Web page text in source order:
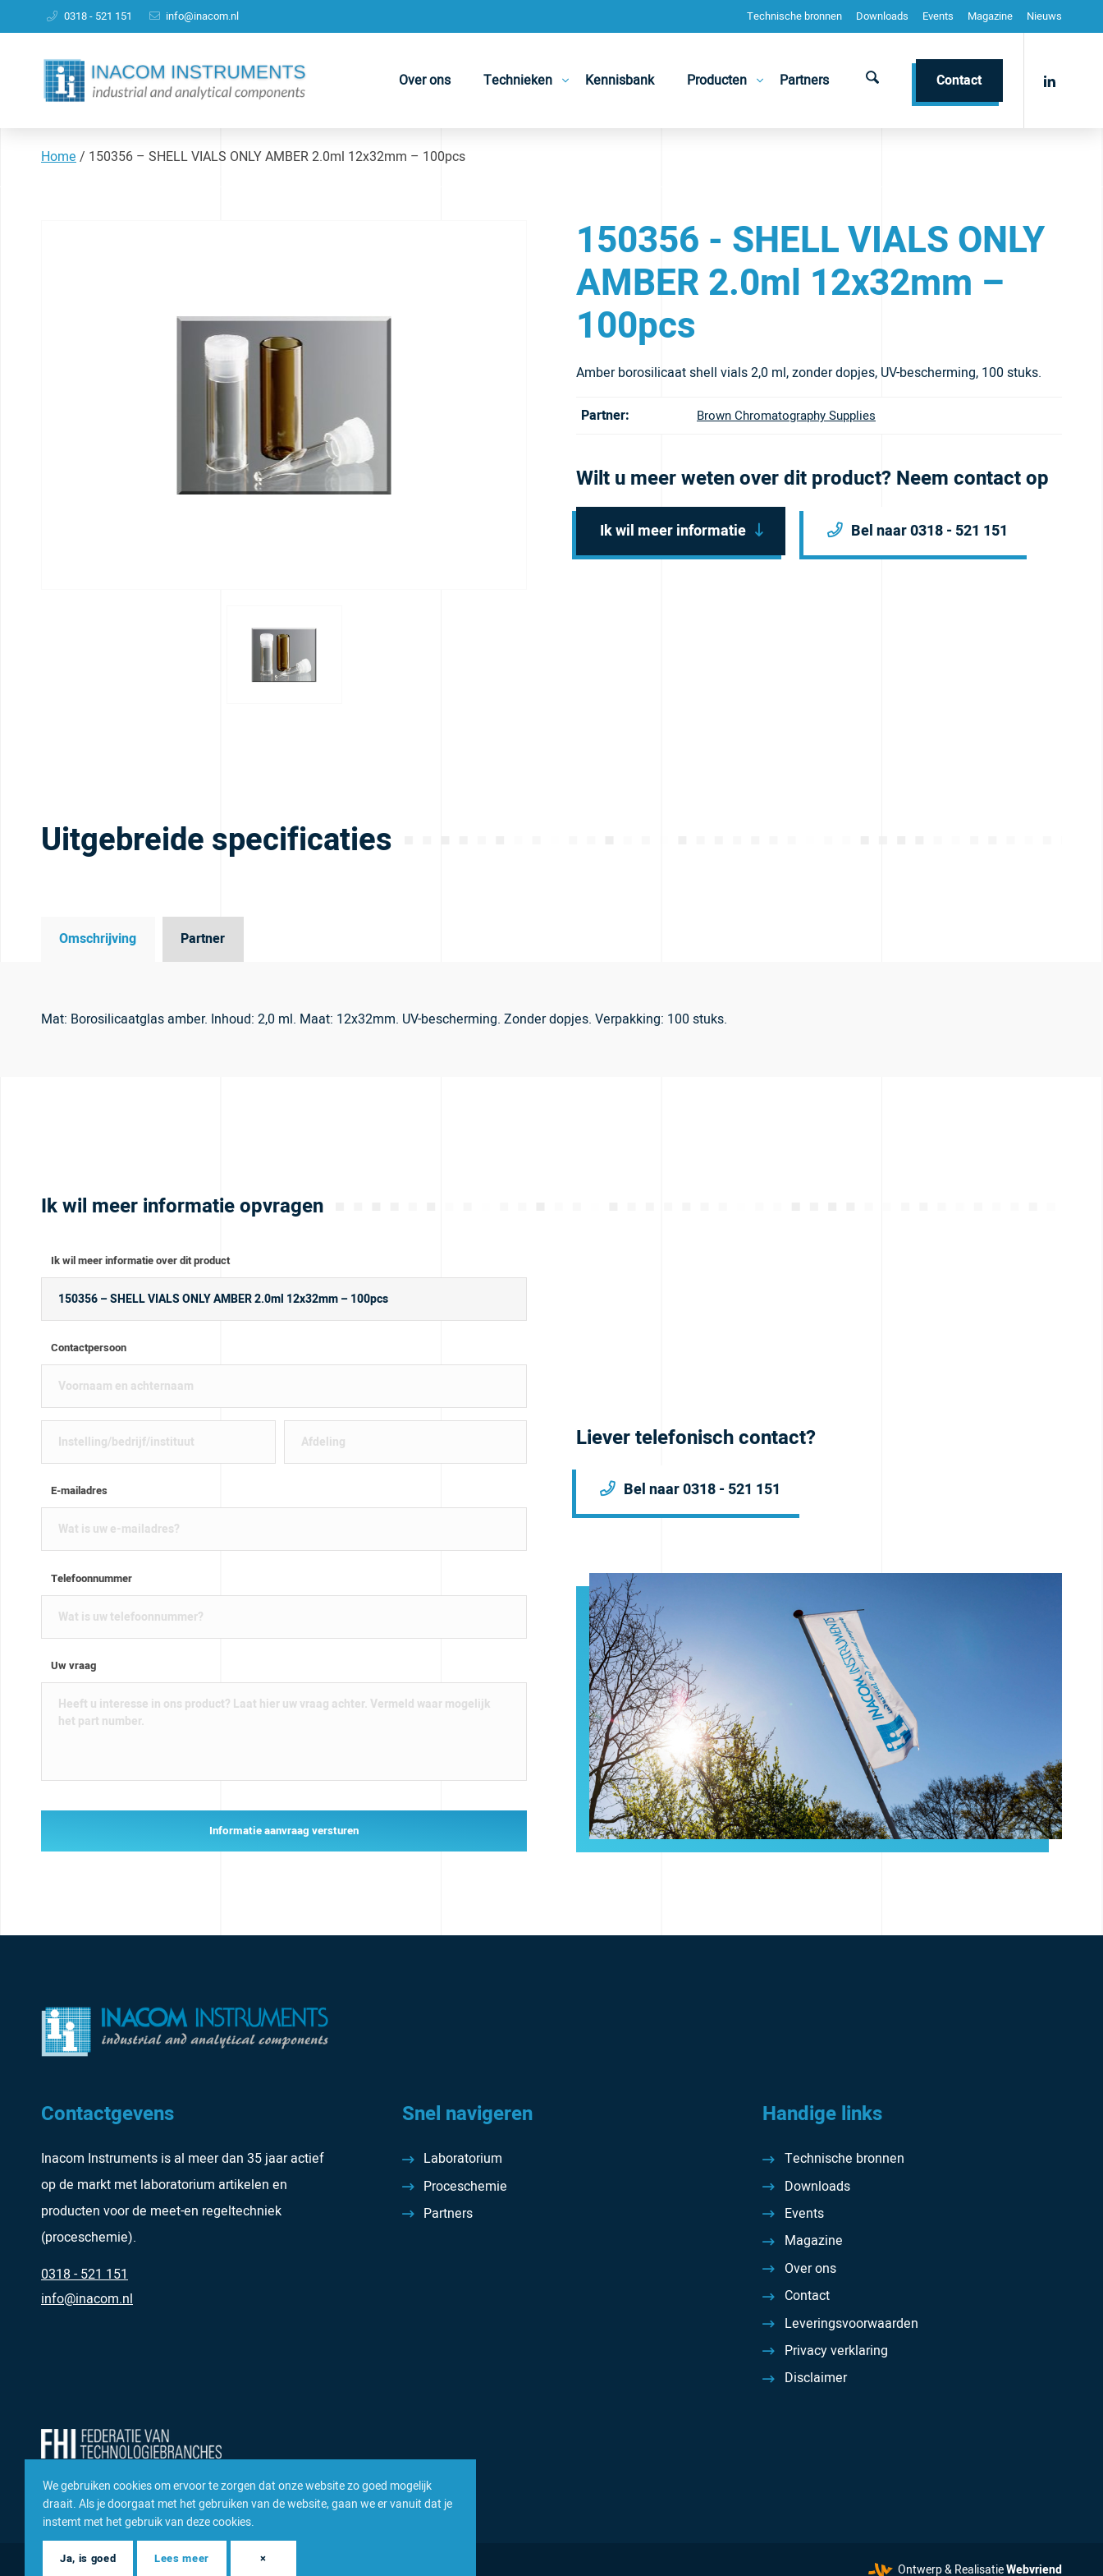
Technische bronnen Downloads Events Magazine Nieuws
0318 - 521 151 info@inacom.nl
Over ons Technieken Kennisbank Producten Partners Contact
Home/ 150356 – SHELL VIALS ONLY AMBER 2.0ml 12x32mm – 100pcs
150356 - SHELL VIALS ONLY
AMBER 2.0ml 12x32mm –
100pcs
Amber borosilicaat shell vials 2,0 ml, zonder dopjes, UV-bescherming, 100 stuks.
Partner: Brown Chromatography Supplies
Wilt u meer weten over dit product? Neem contact op
Ik wil meer informatie Bel naar 0318 - 521 151
Uitgebreide specificaties
Omschrijving Partner
Mat: Borosilicaatglas amber. Inhoud: 2,0 ml. Maat: 12x32mm. UV-bescherming. Zonder dopjes. Verpakking: 100 stuks.
Ik wil meer informatie opvragen
Ik wil meer informatie over dit product
Contactpersoon
E-mailadres
Telefoonnummer
Uw vraag
Informatie aanvraag versturen
Liever telefonisch contact?
Bel naar 0318 - 521 151
Contactgevens
Inacom Instruments is al meer dan 35 jaar actief
op de markt met laboratorium artikelen en
producten voor de meet-en regeltechniek
(proceschemie).
0318 - 521 151
info@inacom.nl
Snel navigeren
Laboratorium
Proceschemie
Partners
Handige links
Technische bronnen
Downloads
Events
Magazine
Over ons
Contact
Leveringsvoorwaarden
Privacy verklaring
Disclaimer
© 2026 Inacom — Sterk in spareparts, consumables en componenten Ontwerp & RealisatieWebvriend
We gebruiken cookies om ervoor te zorgen dat onze website zo goed mogelijk
draait. Als je doorgaat met het gebruiken van de website, gaan we er vanuit dat je
instemt met het gebruik van deze cookies.
Ja, is goed Lees meer ×